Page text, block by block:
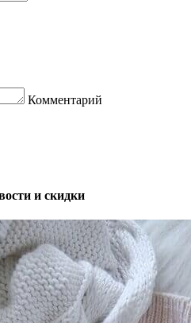
Комментарий
и скидки